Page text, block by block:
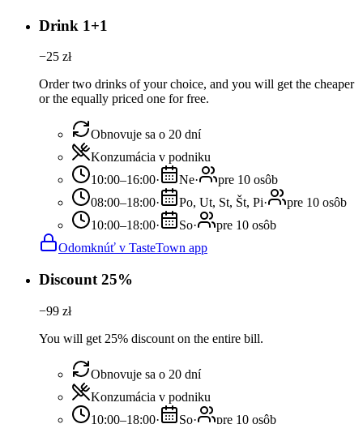
Drink 1+1
−25 zł
Order two drinks of your choice, and you will get the cheaper
or the equally priced one for free.
Obnovuje sa o 20 dní
Konzumácia v podniku
10:00–16:00· Ne·
pre 10 osôb
08:00–18:00· Po, Ut, St, Št, Pi·
pre 10 osôb
10:00–18:00· So·
pre 10 osôb
Odomknúť v TasteTown app
Discount 25%
−99 zł
You will get 25% discount on the entire bill.
Obnovuje sa o 20 dní
Konzumácia v podniku
10:00–18:00· So·
pre 10 osôb